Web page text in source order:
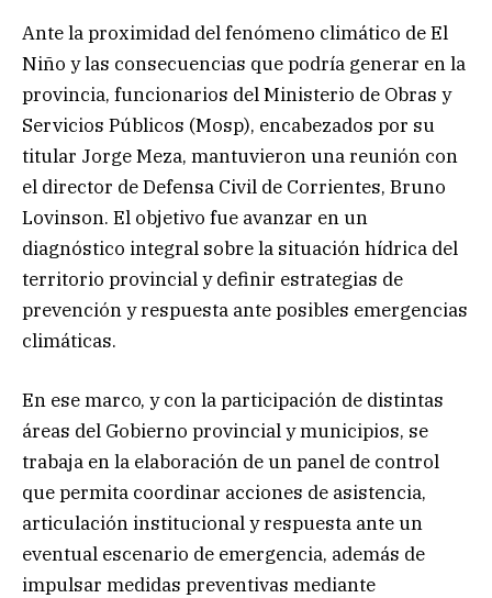
Ante la proximidad del fenómeno climático de El
Niño y las consecuencias que podría generar en la
provincia, funcionarios del Ministerio de Obras y
Servicios Públicos (Mosp), encabezados por su
titular Jorge Meza, mantuvieron una reunión con
el director de Defensa Civil de Corrientes, Bruno
Lovinson. El objetivo fue avanzar en un
diagnóstico integral sobre la situación hídrica del
territorio provincial y definir estrategias de
prevención y respuesta ante posibles emergencias
climáticas.
En ese marco, y con la participación de distintas
áreas del Gobierno provincial y municipios, se
trabaja en la elaboración de un panel de control
que permita coordinar acciones de asistencia,
articulación institucional y respuesta ante un
eventual escenario de emergencia, además de
impulsar medidas preventivas mediante